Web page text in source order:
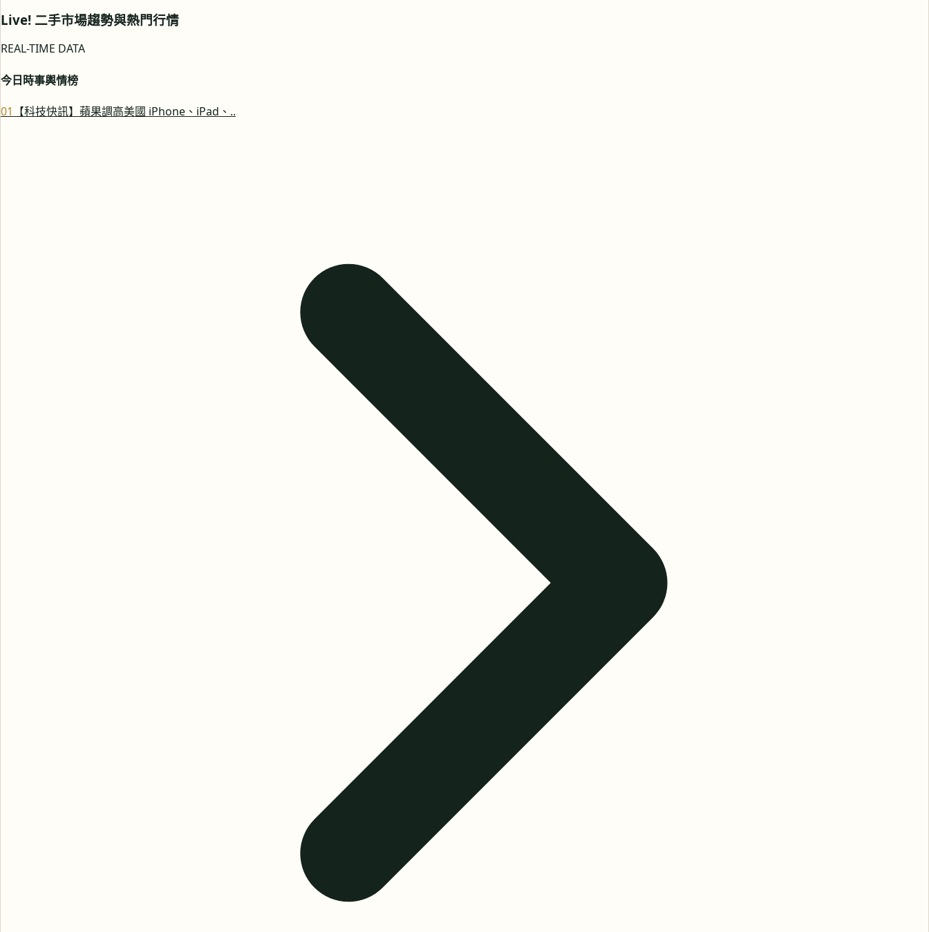
Live! 二手市場趨勢與熱門行情
REAL-TIME DATA
今日時事輿情榜
01 【科技快訊】蘋果調高美國 iPhone、iPad、..